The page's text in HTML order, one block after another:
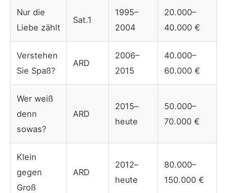
Nur die
Liebe zählt
Sat.1
1995–
2004
20.000–
40.000 €
Verstehen
Sie Spaß?
ARD
2006–
2015
40.000–
60.000 €
Wer weiß
denn
sowas?
ARD
2015–
heute
50.000–
70.000 €
Klein
gegen
Groß
ARD
2012–
heute
80.000–
150.000 €